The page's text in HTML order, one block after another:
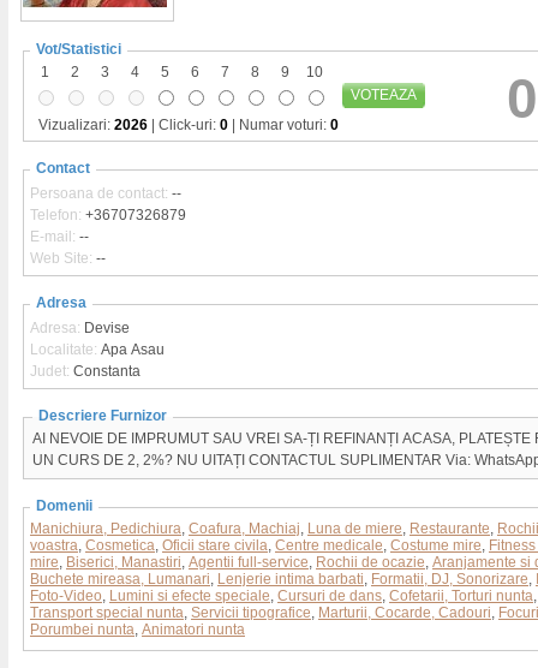
Vot/Statistici
1
2 3 4 5 6 7 8 9
10
VOTEAZA
Vizualizari: 2026 | Click-uri: 0 | Numar voturi: 0 0
Contact
Persoana de contact: --
Telefon: +36707326879
E-mail: --
Web Site: --
Adresa
Adresa: Devise
Localitate: Apa Asau
Judet: Constanta
Descriere Furnizor
AI NEVOIE DE IMPRUMUT SAU VREI SA-ȚI REFINANȚI ACASA,
UN CURS DE 2, 2%? NU UITAȚI CONTACTUL SUPLIMENTAR Via:
Domenii
Manichiura, Pedichiura, Coafura, Machiaj, Luna de miere, Restaurante,
voastra, Cosmetica, Oficii stare civila, Centre medicale, Costume mire,
mire, Biserici, Manastiri, Agentii full-service, Rochii de ocazie, Aranjamente si
Buchete mireasa, Lumanari, Lenjerie intima barbati, Formatii, DJ, Sonorizare,
Foto-Video, Lumini si efecte speciale, Cursuri de dans, Cofetarii, Torturi nunta
Transport special nunta, Servicii tipografice, Marturii, Cocarde, Cadouri,
Porumbei nunta, Animatori nunta